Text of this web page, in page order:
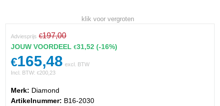
klik voor vergroten
Adviesprijs €197,00
JOUW VOORDEEL€31,52 (-16%)
€165,48 excl. BTW
Incl. BTW:€200,23
Merk: Diamond
Artikelnummer: B16-2030